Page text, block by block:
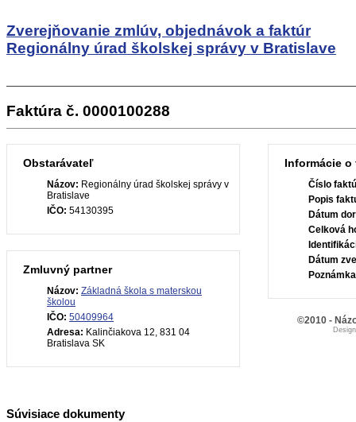
Zverejňovanie zmlúv, objednávok a faktúr
Regionálny úrad školskej správy v Bratislave
Faktúra č. 0000100288
Obstarávateľ
Názov: Regionálny úrad školskej správy v
Bratislave
IČO: 54130395
Zmluvný partner
Názov: Základná škola s materskou
školou
IČO: 50409964
Adresa: Kalinčiakova 12, 831 04
Bratislava SK
Informácie o
Číslo
Popis
Dátum
Celková
Dátum
Súvisiace dokumenty
©2010 -